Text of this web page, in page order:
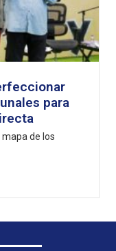
para
de los